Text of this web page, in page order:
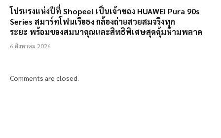
โปรแรงแห่งปีที่ Shopee! เป็นเจ้าของ HUAWEI Pura 90s
Series สมาร์ทโฟนเรือธง กล้องถ่ายสวยสมจริงทุก
ระยะ พร้อมของสมนาคุณและสิทธิพิเศษสุดคุ้มห้ามพลาด
6 สิงหาคม 2026
Comments are closed.